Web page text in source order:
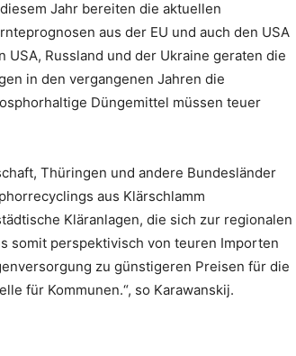
Jahr bereiten die aktuellen
aus der EU und auch den USA
Russland und der Ukraine geraten die
in den vergangenen Jahren die
Düngemittel müssen teuer
Thüringen und andere Bundesländer
aus Klärschlamm
Kläranlagen, die sich zur regionalen
somit perspektivisch von teuren Importen
zu günstigeren Preisen für die
für Kommunen.“, so Karawanskij.